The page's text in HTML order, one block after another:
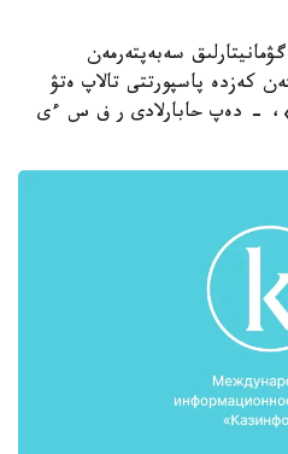
سەبەپتەرمەن
كەزدە پاسپورتتى تالاپ ەتۋ
- دەپ حابارلادى ر ف س ءى